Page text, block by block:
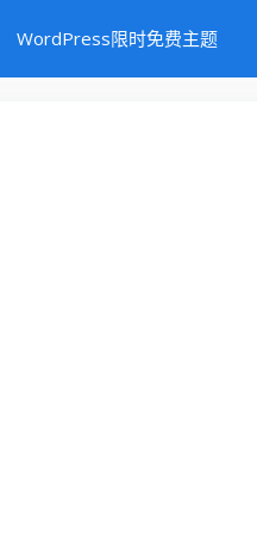
WordPress限时免费主题